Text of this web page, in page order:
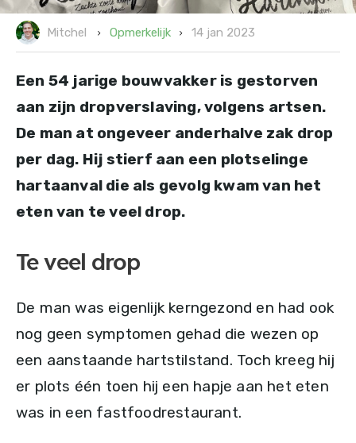
Mitchel Opmerkelijk 14 jan 2023
Een 54 jarige bouwvakker is gestorven
aan zijn dropverslaving, volgens artsen.
De man at ongeveer anderhalve zak drop
per dag. Hij stierf aan een plotselinge
hartaanval die als gevolg kwam van het
eten van te veel drop.
Te veel drop
De man was eigenlijk kerngezond en had ook
nog geen symptomen gehad die wezen op
een aanstaande hartstilstand. Toch kreeg hij
er plots één toen hij een hapje aan het eten
was in een fastfoodrestaurant.